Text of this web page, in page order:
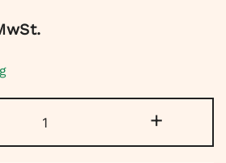
/
Schungit
+